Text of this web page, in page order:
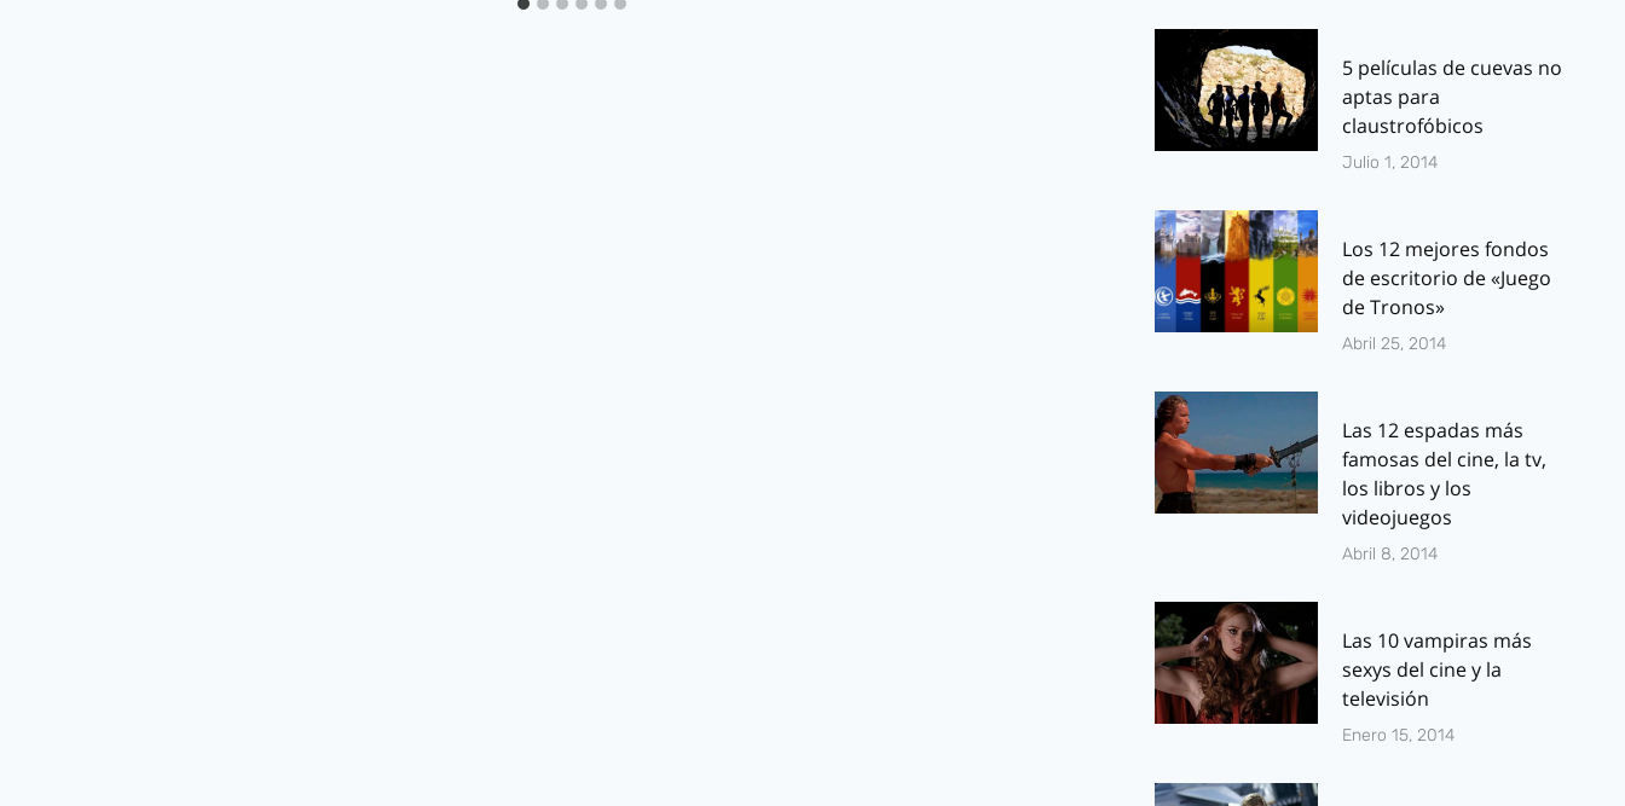
5 películas de cuevas no
aptas para
claustrofóbicos
Julio 1, 2014
Los 12 mejores fondos
de escritorio de «Juego
de Tronos»
Abril 25, 2014
Las 12 espadas más
famosas del cine, la tv,
los libros y los
videojuegos
Abril 8, 2014
Las 10 vampiras más
sexys del cine y la
televisión
Enero 15, 2014